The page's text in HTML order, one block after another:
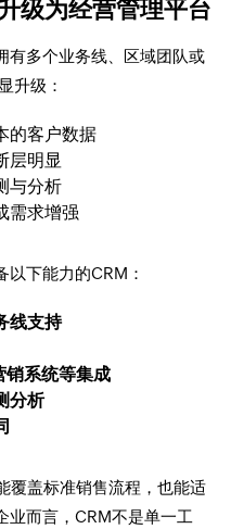
级为经营管理平台
有多个业务线、区域团队或
升级：
的客户数据
层明显
与分析
需求增强
下能力的CRM：
线支持
销系统等集成
分析
覆盖标准销售流程，也能适
业而言，CRM不是单一工